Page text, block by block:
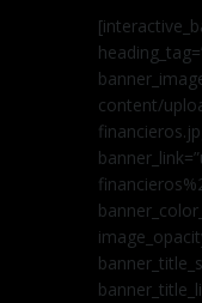
content/